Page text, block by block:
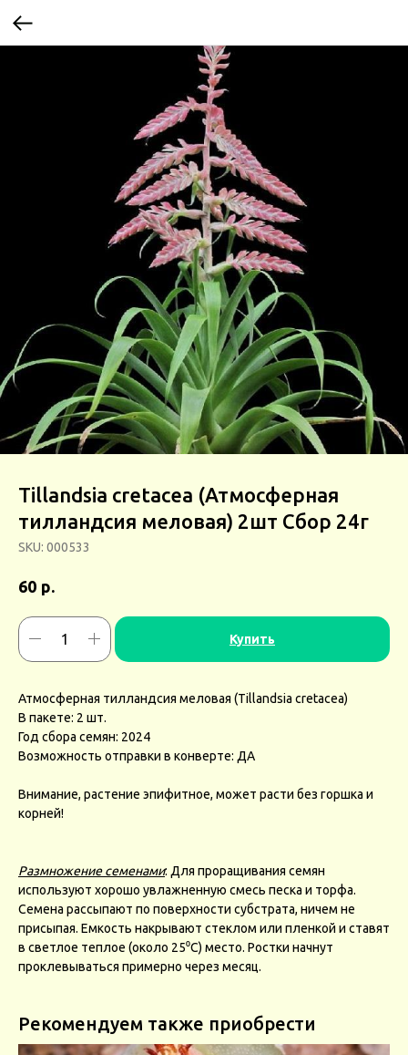
Tillandsia cretacea (Атмосферная
тилландсия меловая) 2шт Сбор 24г
SKU: 000533
60 р.
Купить
Атмосферная тилландсия меловая (Tillandsia cretacea)
В пакете: 2 шт.
Год сбора семян: 2024
Возможность отправки в конверте: ДА
Внимание, растение эпифитное, может расти без горшка и
корней!
Размножение семенами: Для проращивания семян
используют хорошо увлажненную смесь песка и торфа.
Семена рассыпают по поверхности субстрата, ничем не
присыпая. Емкость накрывают стеклом или пленкой и ставят
в светлое теплое (около 25⁰С) место. Ростки начнут
проклевываться примерно через месяц.
Рекомендуем также приобрести